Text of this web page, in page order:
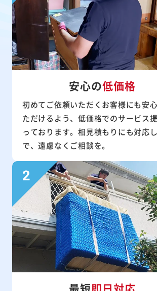
安心の低価格
初めてご依頼いただくお客様にも安
ただけるよう、低価格でのサービス
っております。相見積もりにも対応
で、遠慮なくご相談を。
最短即日対応